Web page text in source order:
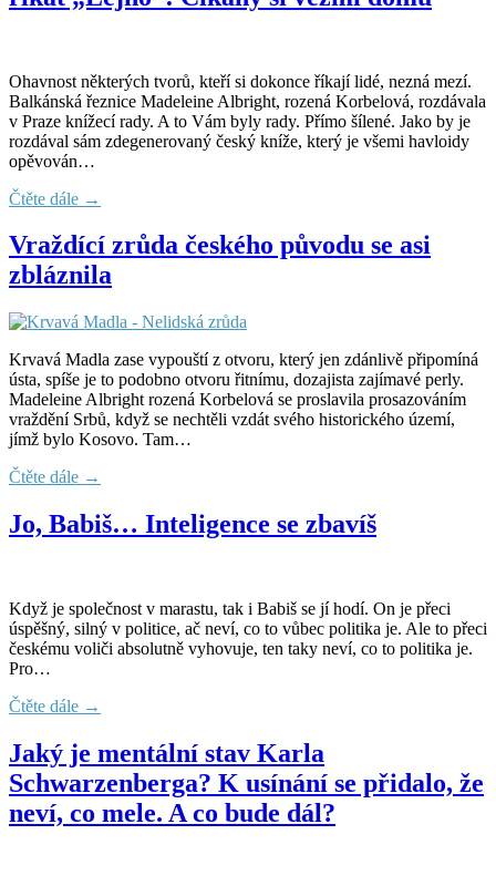
Ohavnost některých tvorů, kteří si dokonce říkají lidé, nezná mezí.
Balkánská řeznice Madeleine Albright, rozená Korbelová, rozdávala
v Praze knížecí rady. A to Vám byly rady. Přímo šílené. Jako by je
rozdával sám zdegenerovaný český kníže, který je všemi havloidy
opěvován…
Čtěte dále →
Vraždící zrůda českého původu se asi
zbláznila
Krvavá Madla zase vypouští z otvoru, který jen zdánlivě připomíná
ústa, spíše je to podobno otvoru řitnímu, dozajista zajímavé perly.
Madeleine Albright rozená Korbelová se proslavila prosazováním
vraždění Srbů, když se nechtěli vzdát svého historického území,
jímž bylo Kosovo. Tam…
Čtěte dále →
Jo, Babiš… Inteligence se zbavíš
Když je společnost v marastu, tak i Babiš se jí hodí. On je přeci
úspěšný, silný v politice, ač neví, co to vůbec politika je. Ale to přeci
českému voliči absolutně vyhovuje, ten taky neví, co to politika je.
Pro…
Čtěte dále →
Jaký je mentální stav Karla
Schwarzenberga? K usínání se přidalo, že
neví, co mele. A co bude dál?